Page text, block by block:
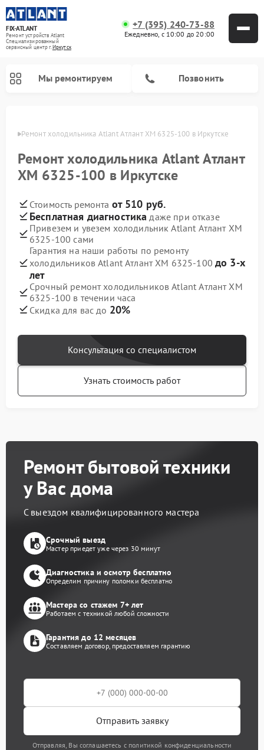
FIX-ATLANT
Ремонт устройств Atlant
Специализированный
cервисный центр г.Иркутск
+7 (395) 240-73-88
Ежедневно, с 10:00 до 20:00
Мы ремонтируем Позвонить
Ремонт холодильника Atlant Атлант ХМ 6325-100 в Иркутске
Ремонт холодильника Atlant Атлант
ХМ 6325-100 в Иркутске
Стоимость ремонта от 510 руб.
Бесплатная диагностика даже при отказе
Привезем и увезем холодильник Atlant Атлант ХМ
6325-100 сами
Гарантия на наши работы по ремонту
холодильников Atlant Атлант ХМ 6325-100 до 3-х
лет
Срочный ремонт холодильников Atlant Атлант ХМ
6325-100 в течении часа
Скидка для вас до 20%
Консультация со специалистом
Узнать стоимость работ
Ремонт бытовой техники
у Вас дома
С выездом квалифицированного мастера
Срочный выезд
Мастер приедет уже через 30 минут
Диагностика и осмотр бесплатно
Определим причину поломки бесплатно
Мастера со стажем 7+ лет
Работаем с техникой любой сложности
Гарантия до 12 месяцев
Составляем договор, предоставляем гарантию
Отправить заявку
Отправляя, Вы соглашаетесь с политикой конфиденциальности